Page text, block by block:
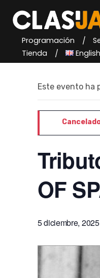
content
Programación
Tienda
English
« Todos los
Este evento ha
OF
5 diciembre,